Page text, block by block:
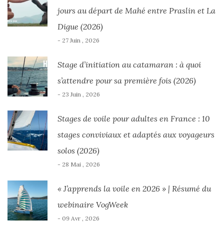
jours au départ de Mahé entre Praslin et La
Digue (2026)
- 27 Juin , 2026
Stage d’initiation au catamaran : à quoi
s’attendre pour sa première fois (2026)
- 23 Juin , 2026
Stages de voile pour adultes en France : 10
stages conviviaux et adaptés aux voyageurs
solos (2026)
- 28 Mai , 2026
« J’apprends la voile en 2026 » | Résumé du
webinaire VogWeek
- 09 Avr , 2026